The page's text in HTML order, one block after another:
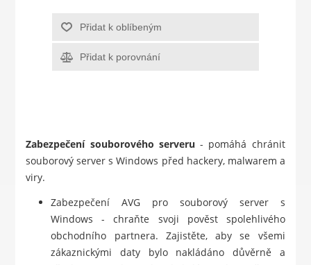
Přidat k oblíbeným
Přidat k porovnání
Zabezpečení souborového serveru - pomáhá chránit
souborový server s Windows před hackery, malwarem a
viry.
Zabezpečení AVG pro souborový server s
Windows - chraňte svoji pověst spolehlivého
obchodního partnera. Zajistěte, aby se všemi
zákaznickými daty bylo nakládáno důvěrně a